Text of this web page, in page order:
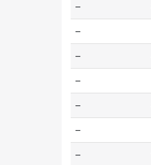
--
--
--
--
--
--
--